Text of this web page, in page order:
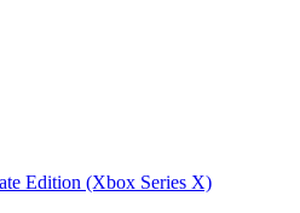
Edition (Xbox Series X)